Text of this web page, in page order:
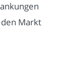
Markt